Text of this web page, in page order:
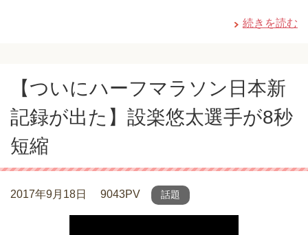
続きを読む
【ついにハーフマラソン日本新
記録が出た】設楽悠太選手が8秒
短縮
2017年9月18日 9043PV 話題